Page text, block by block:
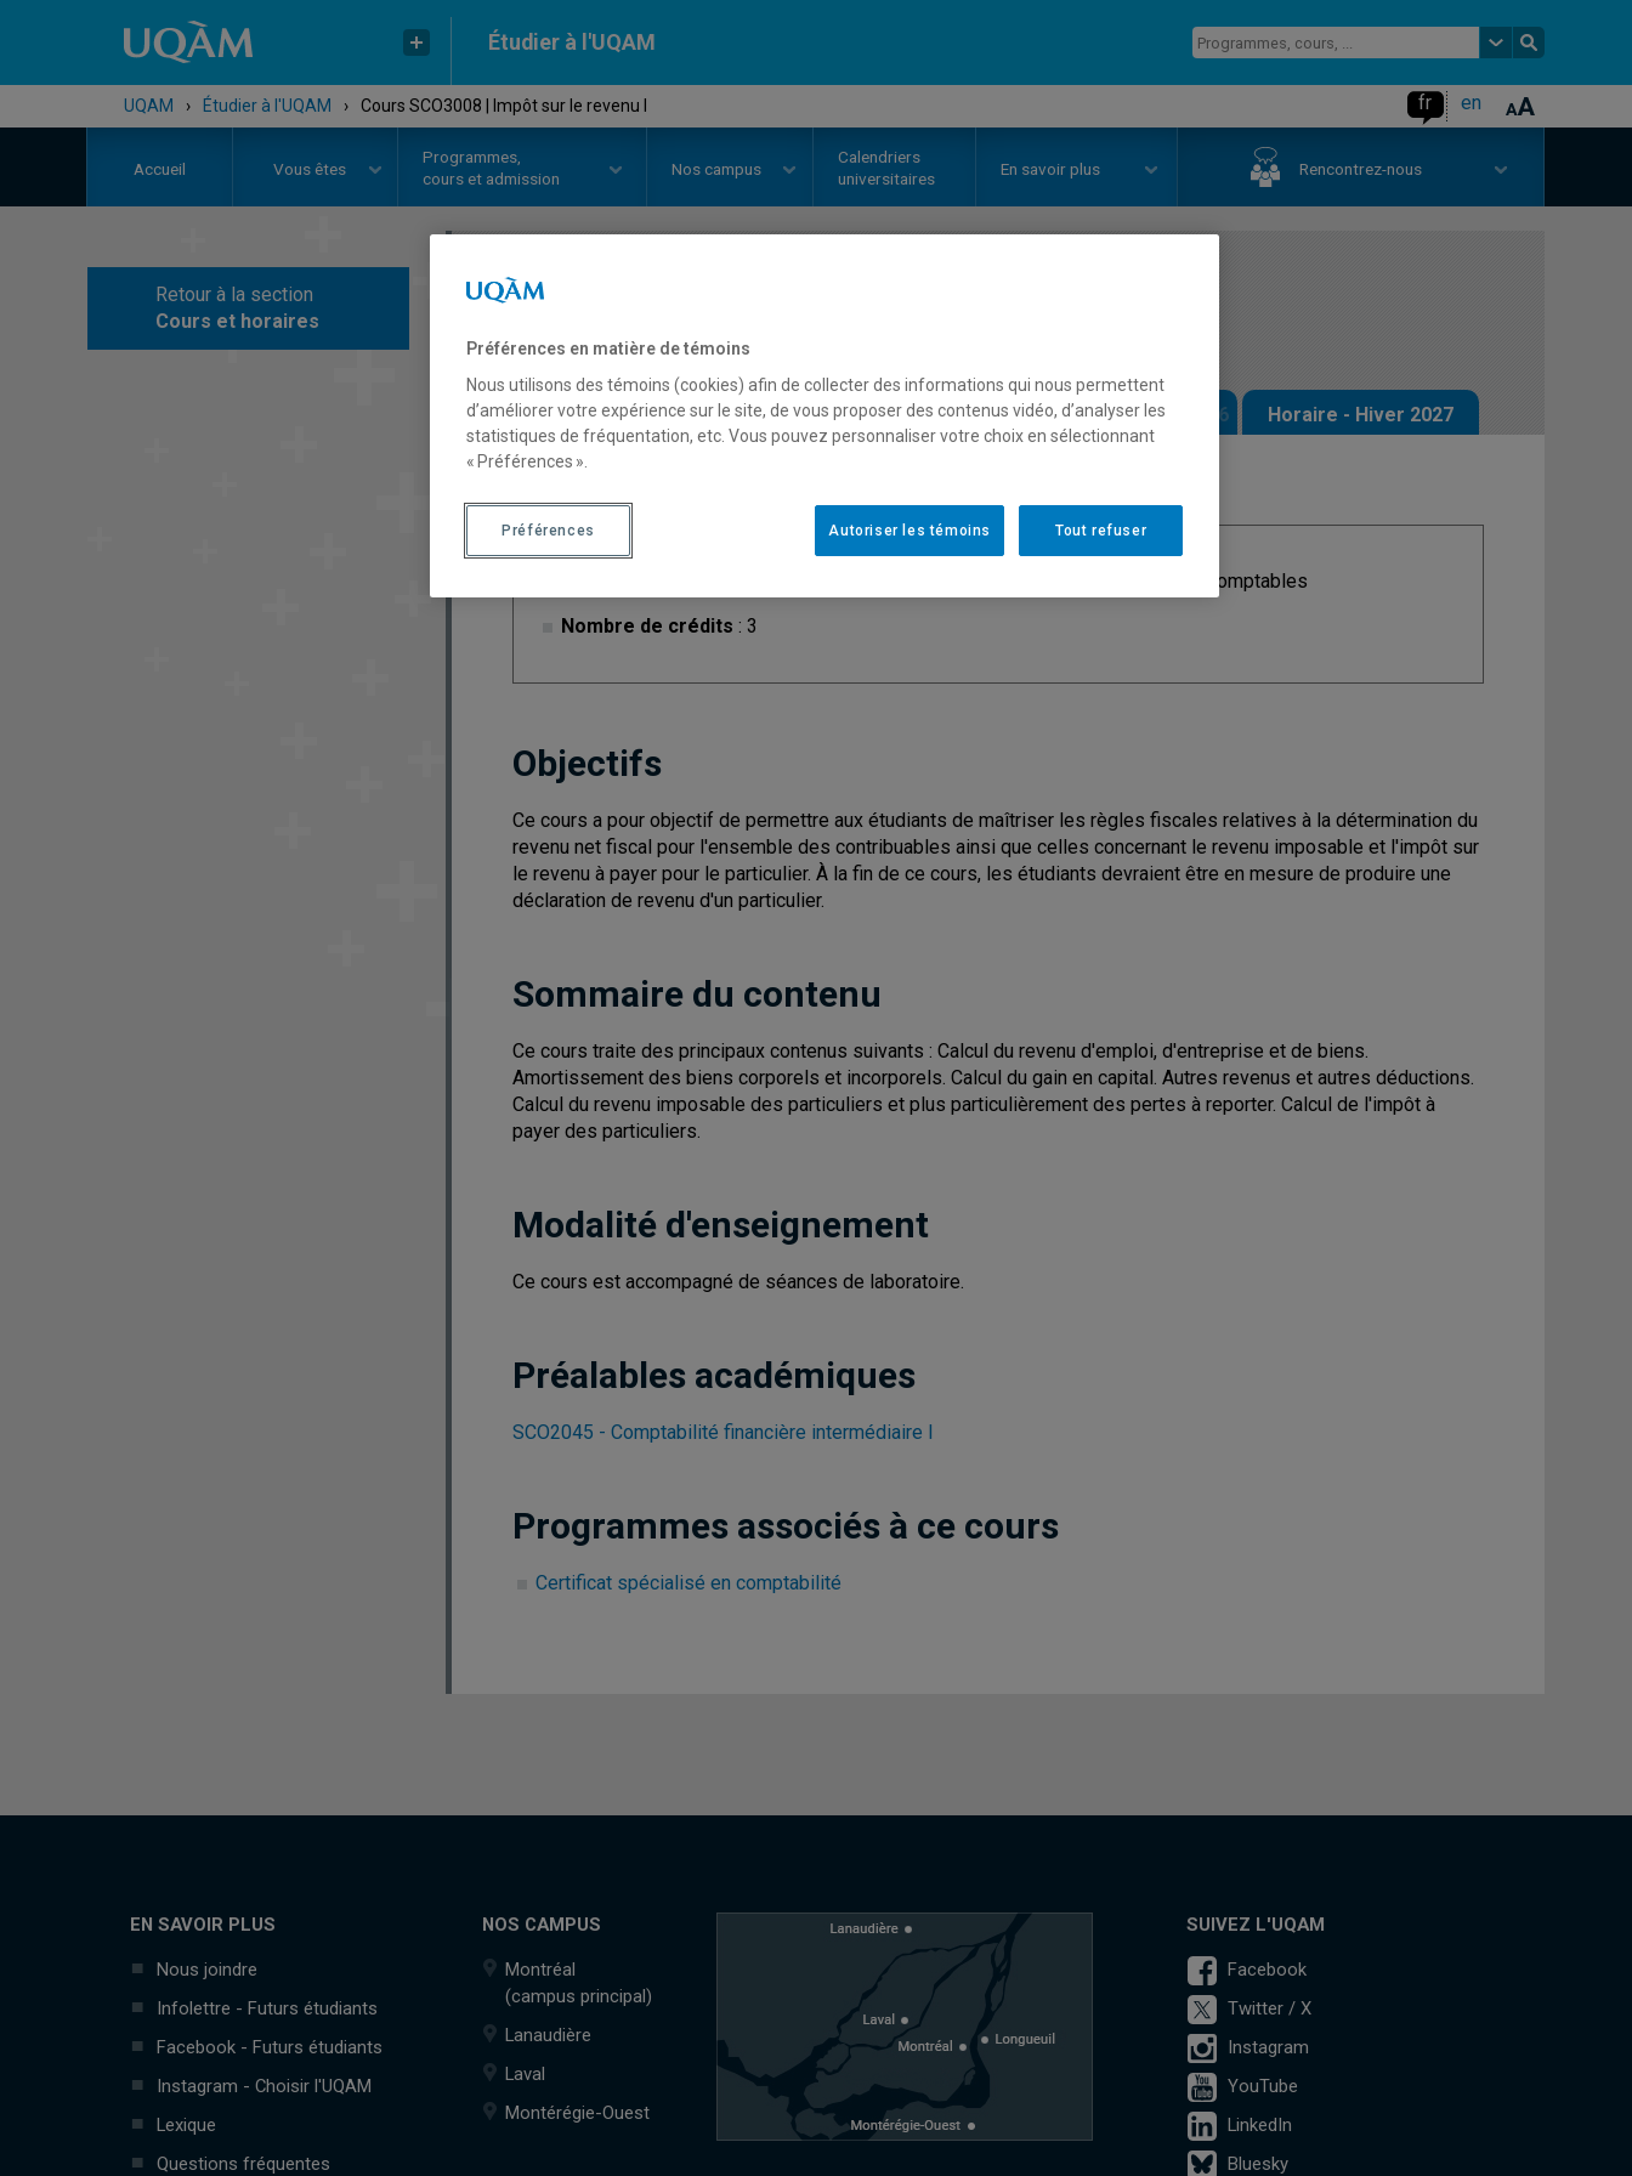
Étudier à l'UQAM
UQAM › Étudier à l'UQAM › Cours SCO3008 | Impôt sur le revenu I fr en
Accueil Vous êtes
Programmes,
cours et admission
Nos campus
Calendriers
universitaires
En savoir plus Rencontrez-nous
Retour à la section
Cours et horaires
Description Horaire - Été 2026 Horaire - Automne 2026 Horaire - Hiver 2027
Nombre de crédits : 3
: Sciences comptables
Objectifs
Ce cours a pour objectif de permettre aux étudiants de maîtriser les règles fiscales relatives à la détermination du
revenu net fiscal pour l'ensemble des contribuables ainsi que celles concernant le revenu imposable et l'impôt sur
le revenu à payer pour le particulier. À la fin de ce cours, les étudiants devraient être en mesure de produire une
déclaration de revenu d'un particulier.
Sommaire du contenu
Ce cours traite des principaux contenus suivants : Calcul du revenu d'emploi, d'entreprise et de biens.
Amortissement des biens corporels et incorporels. Calcul du gain en capital. Autres revenus et autres déductions.
Calcul du revenu imposable des particuliers et plus particulièrement des pertes à reporter. Calcul de l'impôt à
payer des particuliers.
Modalité d'enseignement
Ce cours est accompagné de séances de laboratoire.
Préalables académiques
SCO2045 - Comptabilité financière intermédiaire I
Programmes associés à ce cours
Certificat spécialisé en comptabilité
EN SAVOIR PLUS
Nous joindre
Infolettre - Futurs étudiants
Facebook - Futurs étudiants
Instagram - Choisir l'UQAM
Lexique
Questions fréquentes
NOS CAMPUS
Montréal
(campus principal)
Lanaudière
Laval
Montérégie-Ouest
SUIVEZ L'UQAM
Facebook
Twitter / X
Instagram
YouTube
LinkedIn
Bluesky
Préférences en matière de témoins
Nous utilisons des témoins (cookies) afin de collecter des informations qui nous permettent
d’améliorer votre expérience sur le site, de vous proposer des contenus vidéo, d’analyser les
statistiques de fréquentation, etc. Vous pouvez personnaliser votre choix en sélectionnant
« Préférences ».
Tout refuser
Autoriser les témoins
Préférences